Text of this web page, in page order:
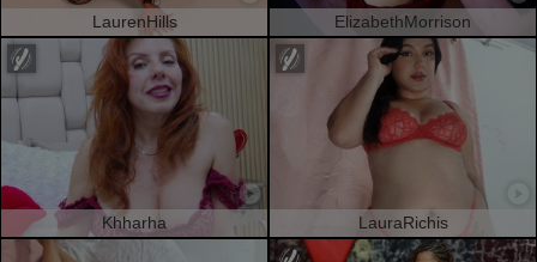
LaurenHills ElizabethMorrison
Khharha LauraRichis